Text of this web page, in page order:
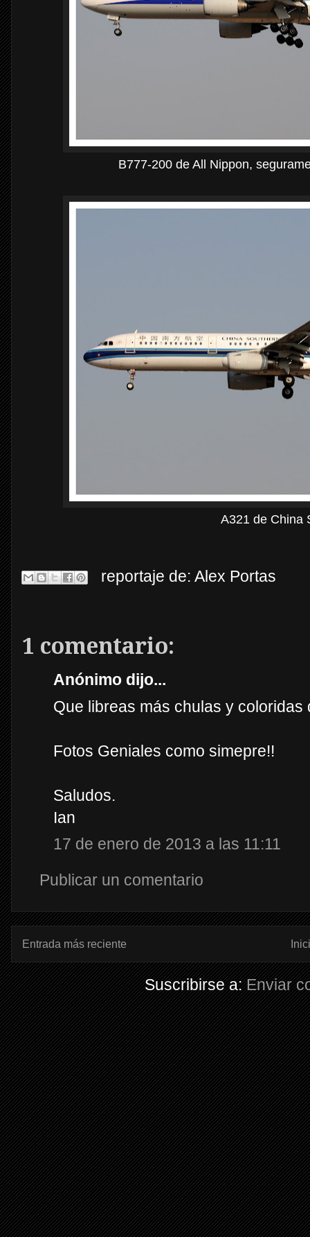
B777-200 de All Nippon,
A321 de China
reportaje de: Alex Portas
1 comentario:
Anónimo dijo...
Que libreas más chulas y coloridas
Fotos Geniales como simepre!!
Saludos.
Ian
17 de enero de 2013 a las 11:11
Publicar un comentario
Entrada más reciente
Suscribirse a:Enviar